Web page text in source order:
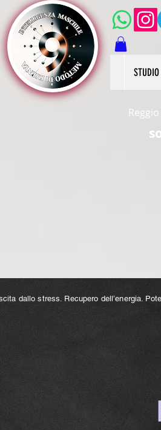
dallo stress. Recupero dell’energia.